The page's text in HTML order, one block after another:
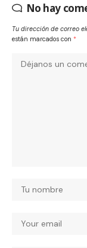
No hay
Tu dirección de correo
están marcados con *